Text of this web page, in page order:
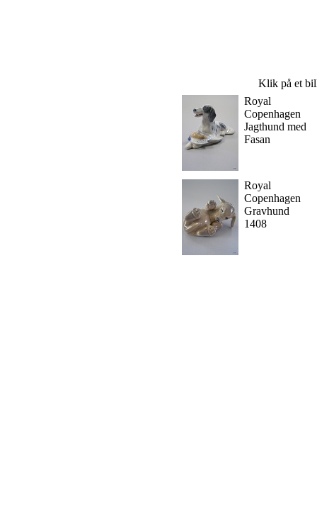
Klik på et
Royal
Copenhagen
Jagthund med
Fasan
Royal
Copenhagen
Gravhund
1408